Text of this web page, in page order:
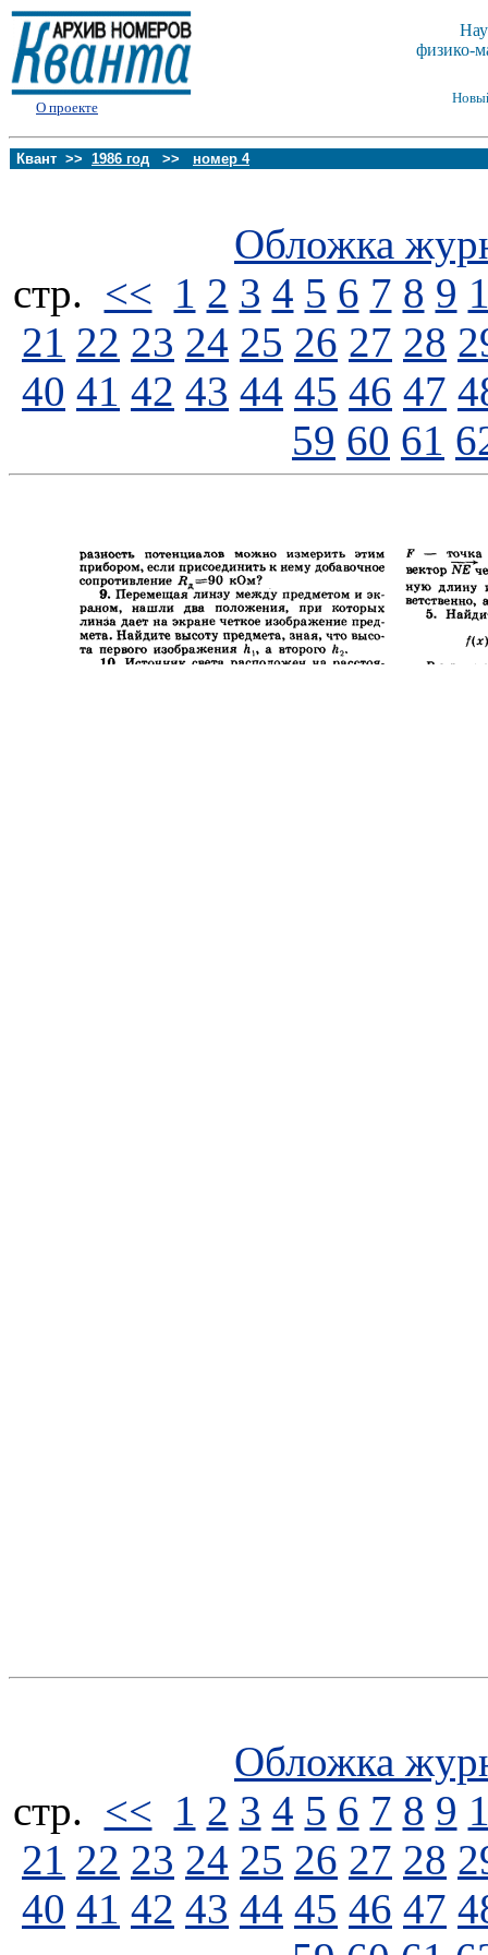
О проекте
физико-
Квант >> 1986 год >> номер 4
Обложка
стp. << 1 2 3 4 5 6 7 8 9
21 22 23 24 25 26 27 28
40 41 42 43 44 45 46 47
59 60 61
Обложка
стp. << 1 2 3 4 5 6 7 8 9
21 22 23 24 25 26 27 28
40 41 42 43 44 45 46 47